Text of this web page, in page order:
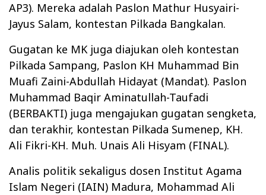
AP3). Mereka adalah Paslon Mathur Husyairi-
Jayus Salam, kontestan Pilkada Bangkalan.
Gugatan ke MK juga diajukan oleh kontestan
Pilkada Sampang, Paslon KH Muhammad Bin
Muafi Zaini-Abdullah Hidayat (Mandat). Paslon
Muhammad Baqir Aminatullah-Taufadi
(BERBAKTI) juga mengajukan gugatan sengketa,
dan terakhir, kontestan Pilkada Sumenep, KH.
Ali Fikri-KH. Muh. Unais Ali Hisyam (FINAL).
Analis politik sekaligus dosen Institut Agama
Islam Negeri (IAIN) Madura, Mohammad Ali